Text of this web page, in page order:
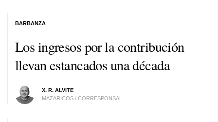
Los ingresos por la contribución
llevan estancados una década
X. R. ALVITE
MAZARICOS / CORRESPONSAL
BARBANZA